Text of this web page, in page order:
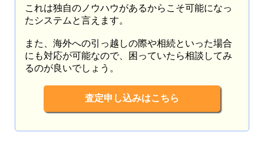
これは独自のノウハウがあるからこそ可能になっ
たシステムと言えます。
また、海外への引っ越しの際や相続といった場合
にも対応が可能なので、困っていたら相談してみ
るのが良いでしょう。
査定申し込みはこちら